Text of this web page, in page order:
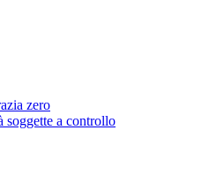
zero
soggette a controllo